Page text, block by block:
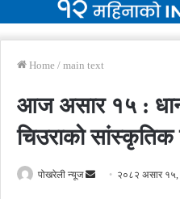
Home / main text
आज असार १५ :
चिउराको सांस्कृतिक
पोखरेली न्यूज
Send २०८२ असार